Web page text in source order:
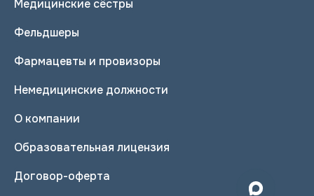
Медицинские сёстры
Фельдшеры
Фармацевты и провизоры
Немедицинские должности
О компании
Образовательная лицензия
Договор-оферта